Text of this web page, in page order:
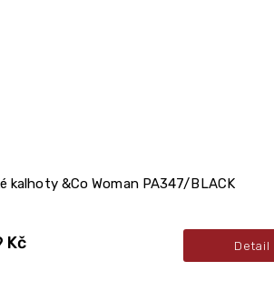
kalhoty &Co Woman PA347/BLACK
Kč Detail